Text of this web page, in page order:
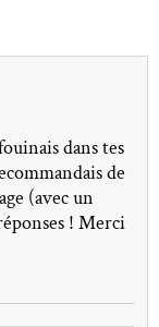
dans tes
de
(avec un
! Merci